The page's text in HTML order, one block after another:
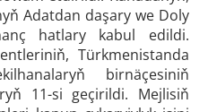
Adatdan daşary we Doly
hatlary kabul edildi.
Türkmenistanda
birnäçesiniň
11-si geçirildi. Mejlisiň